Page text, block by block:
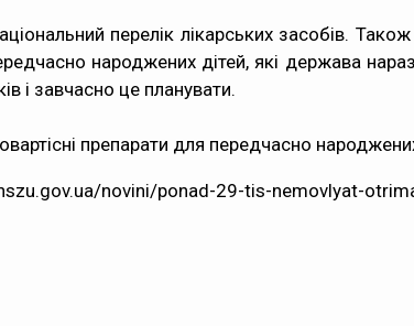
перелік лікарських засобів.
народжених дітей, які держава
і завчасно це планувати.
препарати для передчасно
novini/ponad-29-tis-nemovlyat-